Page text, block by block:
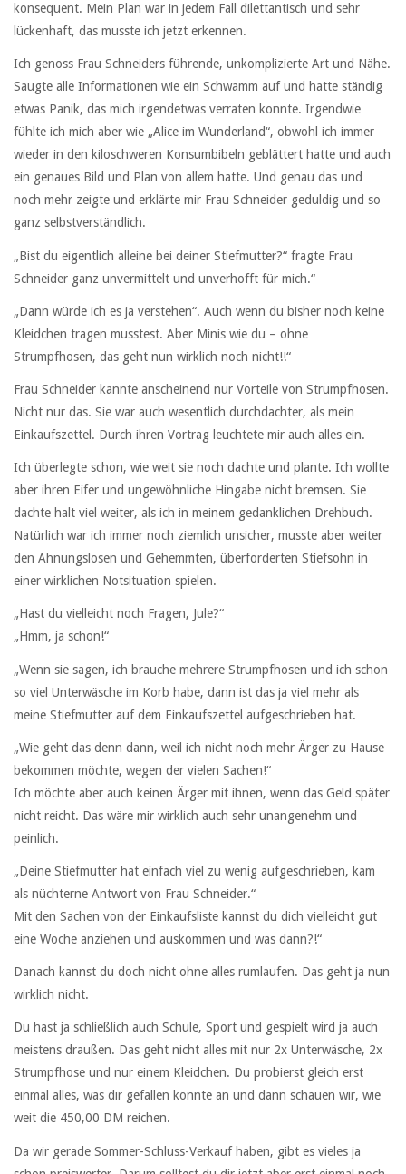
konsequent. Mein Plan war in jedem Fall dilettantisch und sehr
lückenhaft, das musste ich jetzt erkennen.
Ich genoss Frau Schneiders führende, unkomplizierte Art und Nähe.
Saugte alle Informationen wie ein Schwamm auf und hatte ständig
etwas Panik, das mich irgendetwas verraten konnte. Irgendwie
fühlte ich mich aber wie „Alice im Wunderland“, obwohl ich immer
wieder in den kiloschweren Konsumbibeln geblättert hatte und auch
ein genaues Bild und Plan von allem hatte. Und genau das und
noch mehr zeigte und erklärte mir Frau Schneider geduldig und so
ganz selbstverständlich.
„Bist du eigentlich alleine bei deiner Stiefmutter?“ fragte Frau
Schneider ganz unvermittelt und unverhofft für mich.“
„Dann würde ich es ja verstehen“. Auch wenn du bisher noch keine
Kleidchen tragen musstest. Aber Minis wie du – ohne
Strumpfhosen, das geht nun wirklich noch nicht!!“
Frau Schneider kannte anscheinend nur Vorteile von Strumpfhosen.
Nicht nur das. Sie war auch wesentlich durchdachter, als mein
Einkaufszettel. Durch ihren Vortrag leuchtete mir auch alles ein.
Ich überlegte schon, wie weit sie noch dachte und plante. Ich wollte
aber ihren Eifer und ungewöhnliche Hingabe nicht bremsen. Sie
dachte halt viel weiter, als ich in meinem gedanklichen Drehbuch.
Natürlich war ich immer noch ziemlich unsicher, musste aber weiter
den Ahnungslosen und Gehemmten, überforderten Stiefsohn in
einer wirklichen Notsituation spielen.
„Hast du vielleicht noch Fragen, Jule?“
„Hmm, ja schon!“
„Wenn sie sagen, ich brauche mehrere Strumpfhosen und ich schon
so viel Unterwäsche im Korb habe, dann ist das ja viel mehr als
meine Stiefmutter auf dem Einkaufszettel aufgeschrieben hat.
„Wie geht das denn dann, weil ich nicht noch mehr Ärger zu Hause
bekommen möchte, wegen der vielen Sachen!“
Ich möchte aber auch keinen Ärger mit ihnen, wenn das Geld später
nicht reicht. Das wäre mir wirklich auch sehr unangenehm und
peinlich.
„Deine Stiefmutter hat einfach viel zu wenig aufgeschrieben, kam
als nüchterne Antwort von Frau Schneider.“
Mit den Sachen von der Einkaufsliste kannst du dich vielleicht gut
eine Woche anziehen und auskommen und was dann?!“
Danach kannst du doch nicht ohne alles rumlaufen. Das geht ja nun
wirklich nicht.
Du hast ja schließlich auch Schule, Sport und gespielt wird ja auch
meistens draußen. Das geht nicht alles mit nur 2x Unterwäsche, 2x
Strumpfhose und nur einem Kleidchen. Du probierst gleich erst
einmal alles, was dir gefallen könnte an und dann schauen wir, wie
weit die 450,00 DM reichen.
Da wir gerade Sommer-Schluss-Verkauf haben, gibt es vieles ja